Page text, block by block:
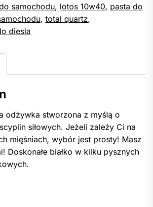
samochodu, lotos 10w40, pasta do
, total quartz,
diesla
odżywka stworzona z myślą o
siłowych. Jeżeli zależy Ci na
mięśniach, wybór jest prosty! Masz
Doskonałe białko w kilku pysznych